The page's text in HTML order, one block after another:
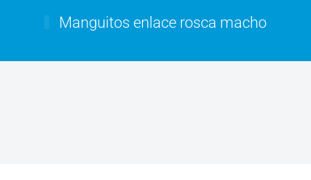
Manguitos enlace rosca macho